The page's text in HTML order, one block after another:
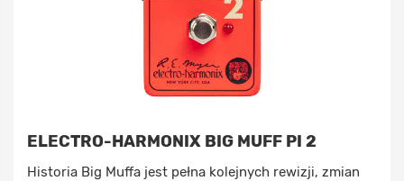
ELECTRO-HARMONIX BIG MUFF PI 2
Historia Big Muffa jest pełna kolejnych rewizji, zmian